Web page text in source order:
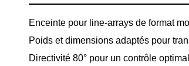
Enceinte pour line-arrays de format
Poids et dimensions adaptés pour
Directivité 80° pour un contrôle